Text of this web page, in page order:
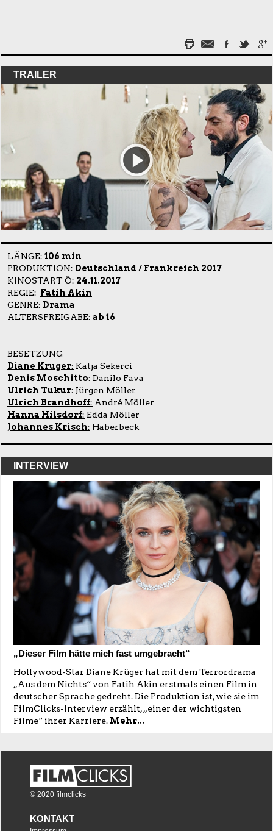
TRAILER
LÄNGE: 106 min
PRODUKTION: Deutschland / Frankreich 2017
KINOSTART Ö: 24.11.2017
REGIE: Fatih Akin
GENRE: Drama
ALTERSFREIGABE: ab 16
BESETZUNG
Diane Kruger: Katja Sekerci
Denis Moschitto: Danilo Fava
Ulrich Tukur: Jürgen Möller
Ulrich Brandhoff: André Möller
Hanna Hilsdorf: Edda Möller
Johannes Krisch: Haberbeck
INTERVIEW
„Dieser Film hätte mich fast umgebracht“
Hollywood-Star Diane Krüger hat mit dem Terrordrama
„Aus dem Nichts“ von Fatih Akin erstmals einen Film in
deutscher Sprache gedreht. Die Produktion ist, wie sie im
FilmClicks-Interview erzählt, „einer der wichtigsten
Filme“ ihrer Karriere. Mehr...
© 2020 filmclicks
KONTAKT